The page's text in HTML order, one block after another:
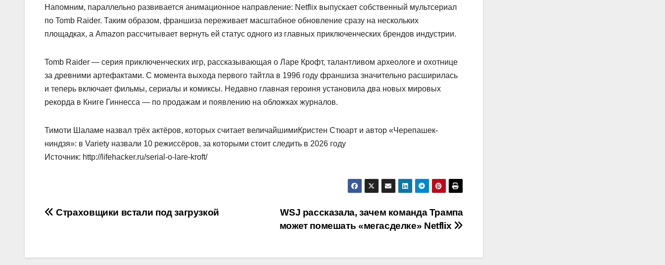
Напомним, параллельно развивается анимационное направление: Netflix выпускает собственный мультсериал
по Tomb Raider. Таким образом, франшиза переживает масштабное обновление сразу на нескольких
площадках, а Amazon рассчитывает вернуть ей статус одного из главных приключенческих брендов индустрии.
Tomb Raider — серия приключенческих игр, рассказывающая о Ларе Крофт, талантливом археологе и охотнице
за древними артефактами. С момента выхода первого тайтла в 1996 году франшиза значительно расширилась
и теперь включает фильмы, сериалы и комиксы. Недавно главная героиня установила два новых мировых
рекорда в Книге Гиннесса — по продажам и появлению на обложках журналов.
Тимоти Шаламе назвал трёх актёров, которых считает величайшимиКристен Стюарт и автор «Черепашек-
ниндзя»: в Variety назвали 10 режиссёров, за которыми стоит следить в 2026 году
Источник: http://lifehacker.ru/serial-o-lare-kroft/
Навигация
записям
WSJ рассказала, зачем команда Трампа
может помешать «мегасделке» Netflix
Страховщики встали под загрузкой